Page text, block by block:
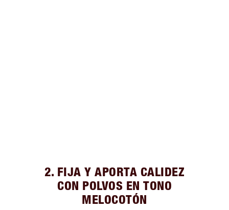
2. FIJA Y APORTA CALIDEZ
CON POLVOS EN TONO
MELOCOTÓN